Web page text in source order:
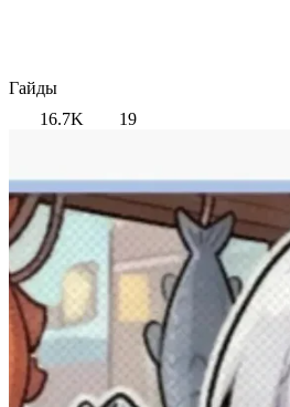
Гайды
16.7K
19